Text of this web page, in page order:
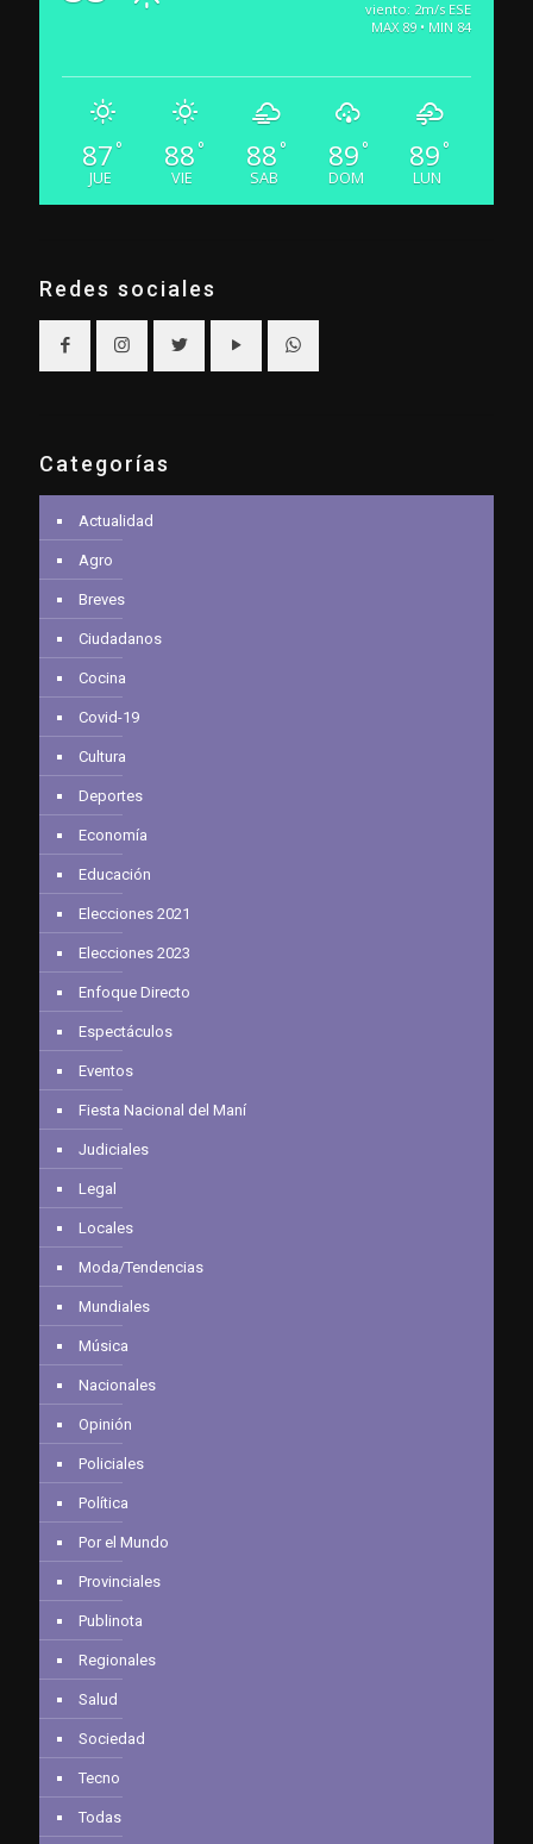
viento: 2m/s ESE
MAX 89 • MIN 84
87 °
JUE
88 °
VIE
88 °
SAB
89 °
DOM
89 °
LUN
Redes sociales
Categorías
Actualidad
Agro
Breves
Ciudadanos
Cocina
Covid-19
Cultura
Deportes
Economía
Educación
Elecciones 2021
Elecciones 2023
Enfoque Directo
Espectáculos
Eventos
Fiesta Nacional del Maní
Judiciales
Legal
Locales
Moda/Tendencias
Mundiales
Música
Nacionales
Opinión
Policiales
Política
Por el Mundo
Provinciales
Publinota
Regionales
Salud
Sociedad
Tecno
Todas